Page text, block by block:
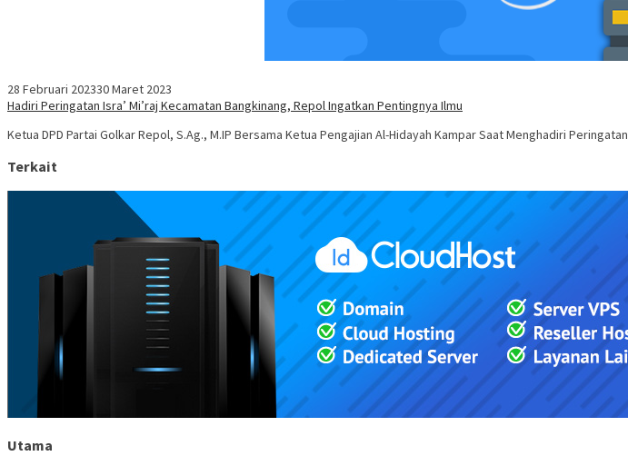
28 Februari 202330 Maret 2023
Hadiri Peringatan Isra’ Mi’raj Kecamatan Bangkinang, Repol Ingatkan Pentingnya Ilmu
Ketua DPD Partai Golkar Repol, S.Ag., M.IP Bersama Ketua Pengajian Al-Hidayah Kampar Saat Menghadiri Peringatan
Terkait
Utama